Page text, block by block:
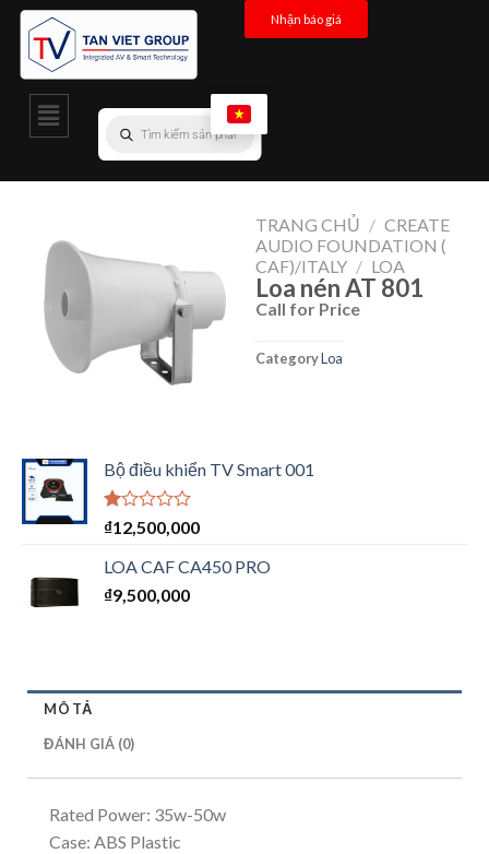
Nhận báo giá
TRANG CHỦ / CREATE
AUDIO FOUNDATION (
CAF)/ITALY / LOA
Loa nén AT 801
Call for Price
CategoryLoa
Bộ điều khiển TV Smart 001
Được
hạng
1.00
5
₫12,500,000
LOA CAF CA450 PRO
₫9,500,000
MÔ TẢ
ĐÁNH GIÁ (0)
Rated Power: 35w-50w
Case: ABS Plastic